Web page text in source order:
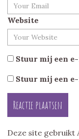
Website
Stuur mij een
Stuur mij een
Deze site gebruikt